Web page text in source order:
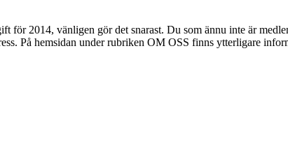
för 2014, vänligen gör det snarast. Du som ännu inte är
På hemsidan under rubriken OM OSS finns ytterligare